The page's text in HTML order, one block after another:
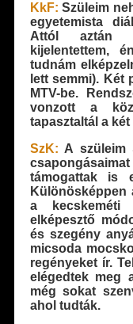
KkF: Szüleim
egyetemista
Attól aztán
kijelentettem,
tudnám
lett semmi). Két
MTV-be.
vonzott a
tapasztaltál a
SzK: A szüleim
támogattak is
Különösképpen
a kecskeméti
elképesztő
és szegény
micsoda
regényeket ír.
elégedtek meg
még sokat
ahol tudták.